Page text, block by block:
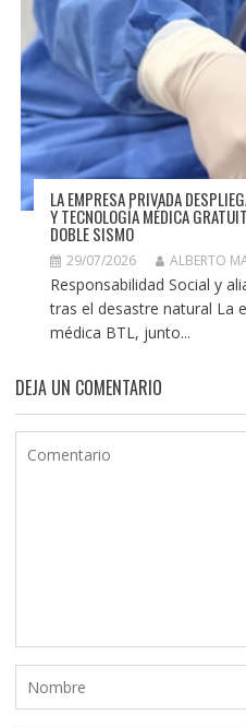
LA EMPRESA PRIVADA
Y TECNOLOGÍA MÉDICA
DOBLE SISMO
29/07/2026 ALBERTO
Responsabilidad Social y
tras el desastre natural La
médica BTL, junto...
DEJA UN COMENTARIO